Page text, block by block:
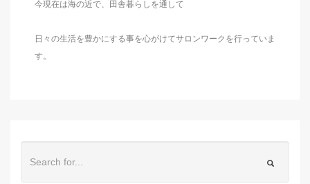
今現在は海の近で、田舎暮らしを通して
日々の生活を豊かにする事を心がけてサロンワークを行っていま
す。